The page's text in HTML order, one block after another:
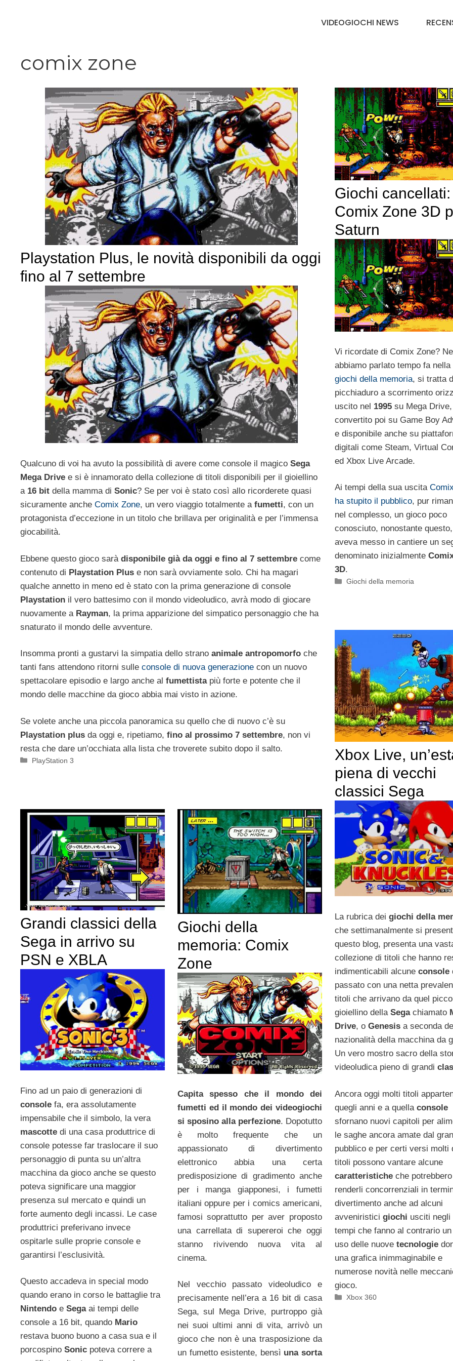
VIDEOGIOCHI NEWS
comix zone
Playstation Plus, le novità disponibili da oggi
fino al 7 settembre
Qualcuno di voi ha avuto la possibilità di avere come console il magico Sega
Mega Drive e si è innamorato della collezione di titoli disponibili per il gioiellino
a 16 bit della mamma di Sonic? Se per voi è stato così allo ricorderete quasi
sicuramente anche Comix Zone, un vero viaggio totalmente a fumetti, con un
protagonista d’eccezione in un titolo che brillava per originalità e per l’immensa
giocabilità.
Ebbene questo gioco sarà disponibile già da oggi e fino al 7 settembre come
contenuto di Playstation Plus e non sarà ovviamente solo. Chi ha magari
qualche annetto in meno ed è stato con la prima generazione di console
Playstation il vero battesimo con il mondo videoludico, avrà modo di giocare
nuovamente a Rayman, la prima apparizione del simpatico personaggio che ha
snaturato il mondo delle avventure.
Insomma pronti a gustarvi la simpatia dello strano animale antropomorfo che
tanti fans attendono ritorni sulle console di nuova generazione con un nuovo
spettacolare episodio e largo anche al fumettista più forte e potente che il
mondo delle macchine da gioco abbia mai visto in azione.
Se volete anche una piccola panoramica su quello che di nuovo c’è su
Playstation plus da oggi e, ripetiamo, fino al prossimo 7 settembre, non vi
resta che dare un’occhiata alla lista che troverete subito dopo il salto.
Categorie
PlayStation 3
Giochi cancellati:
Comix Zone 3D
Saturn
Vi ricordate di Comix Zone? Ne
abbiamo parlato tempo fa nella
giochi della memoria, si tratta
picchiaduro a scorrimento
uscito nel 1995su Mega Drive,
convertito poi su Game Boy
e disponibile anche su
digitali come Steam, Virtual
ed Xbox Live Arcade.
Ai tempi della sua uscita
ha stupito il pubblico, pur
nel complesso, un gioco poco
conosciuto, nonostante
aveva messo in cantiere un
denominato inizialmente
3D.
Categorie
Giochi della memoria
Xbox Live,
piena di vecchi
classici Sega
La rubrica dei giochi della
che settimanalmente si
questo blog, presenta una
collezione di titoli che hanno
indimenticabili alcune console
passato con una netta
titoli che arrivano da quel
gioiellino della Segachiamato
Drive, o Genesisa seconda
nazionalità della macchina da
Un vero mostro sacro della
videoludica pieno di grandi
Ancora oggi molti titoli
quegli anni e a quella console
sfornano nuovi capitoli per
le saghe ancora amate dal
pubblico e per certi versi molti
titoli possono vantare alcune
caratteristicheche potrebbero
renderli concorrenziali in
divertimento anche ad alcuni
avveniristici giochi usciti negli
tempi che fanno al contrario
uso delle nuove tecnologie
una grafica inimmaginabile e
numerose novità nelle
gioco.
Categorie
Xbox 360
Grandi classici della
Sega in arrivo su
PSN e XBLA
Fino ad un paio di generazioni di
console fa, era assolutamente
impensabile che il simbolo, la vera
mascotte di una casa produttrice di
console potesse far traslocare il suo
personaggio di punta su un’altra
macchina da gioco anche se questo
poteva significare una maggior
presenza sul mercato e quindi un
forte aumento degli incassi. Le case
produttrici preferivano invece
ospitarle sulle proprie console e
garantirsi l’esclusività.
Questo accadeva in special modo
quando erano in corso le battaglie tra
Nintendo e Segaai tempi delle
console a 16 bit, quando Mario
restava buono buono a casa sua e il
porcospino Sonic poteva correre a
Giochi della
memoria: Comix
Zone
Capita spesso che il mondo dei
fumetti ed il mondo dei videogiochi
si sposino alla perfezione. Dopotutto
è molto frequente che un
appassionato di divertimento
elettronico abbia una certa
predisposizione di gradimento anche
per i manga giapponesi, i fumetti
italiani oppure per i comics americani,
famosi soprattutto per aver proposto
una carrellata di supereroi che oggi
stanno rivivendo nuova vita al
cinema.
Nel vecchio passato videoludico e
precisamente nell’era a 16 bit di casa
Sega, sul Mega Drive, purtroppo già
nei suoi ultimi anni di vita, arrivò un
gioco che non è una trasposizione da
un fumetto esistente, bensì una sorta